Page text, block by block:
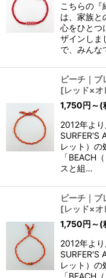
こちらの『
は、家族
心をひとつ
ザインしま
で、みんな
ビーチ｜ブ
[レッド×
1,750円 ～(
2012年よ
SURFER'S
レット）の
「BEACH
スと組…
ビーチ｜ブ
[レッド×
1,750円 ～(
2012年よ
SURFER'S
レット）の
「BEACH